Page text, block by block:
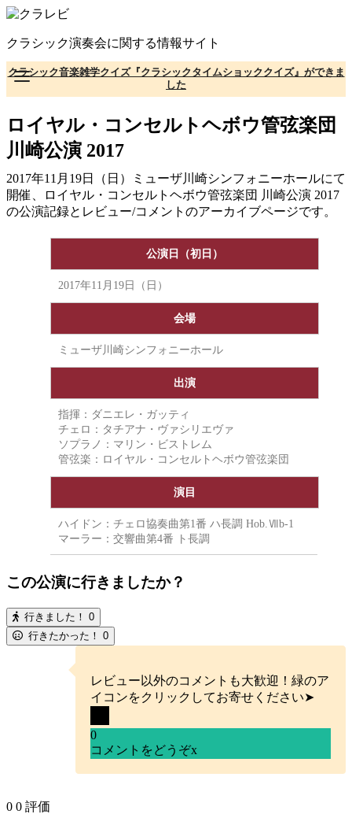
コ
テ
ン
ツ
へ
動
クラシック演奏会に関する情報サイト
クラシック音楽雑学クイズ『クラシックタイムショッククイズ』ができま
した
ロイヤル・コンセルトヘボウ管弦楽団
川崎公演 2017
2017年11月19日（日）ミューザ川崎シンフォニーホールにて
開催、ロイヤル・コンセルトヘボウ管弦楽団 川崎公演 2017
の公演記録とレビュー/コメントのアーカイブページです。
公演日（初日）
2017年11月19日（日）
会場
ミューザ川崎シンフォニーホール
出演
指揮：ダニエレ・ガッティ
チェロ：タチアナ・ヴァシリエヴァ
ソプラノ：マリン・ビストレム
管弦楽：ロイヤル・コンセルトヘボウ管弦楽団
演目
ハイドン：チェロ協奏曲第1番 ハ長調 Hob.Ⅶb-1
マーラー：交響曲第4番 ト長調
この公演に行きましたか？
行きました！ 0
行きたかった！ 0
レビュー以外のコメントも大歓迎！緑のア
イコンをクリックしてお寄せください➤
0
コメントをどうぞx
0 0 評価